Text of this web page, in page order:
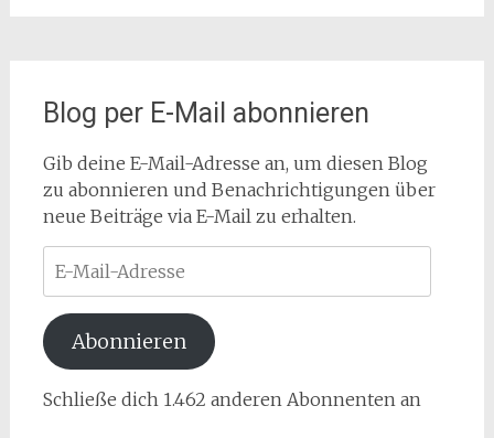
Blog per E-Mail abonnieren
Gib deine E-Mail-Adresse an, um diesen Blog
zu abonnieren und Benachrichtigungen über
neue Beiträge via E-Mail zu erhalten.
Mail-
Adresse
Abonnieren
Schließe dich 1.462 anderen Abonnenten an